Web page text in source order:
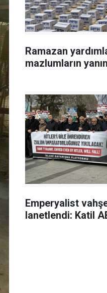
Ramazan
mazlumların
Emperyalist
lanetlendi: Katil